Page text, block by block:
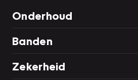
Onderhoud
Banden
Zekerheid